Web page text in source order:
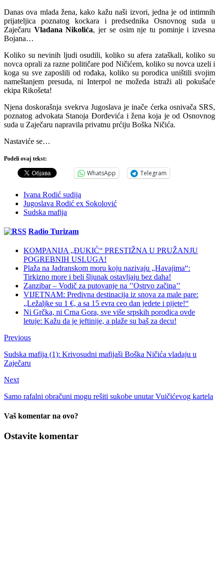
Danas ova mlada žena, kako kažu naši izvori, jedna je od intimnih
prijateljica poznatog kockara i predsednika Osnovnog suda u
Zaječaru Vladana Nikolića, jer se osim nje tu pominje i izvesna
Bojana…
Koliko su nevinih ljudi osudili, koliko su afera zataškali, koliko su
novca oprali za razne političare pod Ničićem, koliko su novca uzeli i
koga su sve zaposlili od rođaka, koliko su porodica uništili svojim
nameštanjem presuda, ni Interpol ne možeda istraži ali pokušaće
ekipa Rikošeta!
Njena doskorašnja svekrva Jugoslava je inače ćerka osnivača SRS,
poznatog advokata Stanoja Đorđevića i žena koja je od Osnovnog
suda u Zaječaru napravila privatnu prćiju Boška Ničića.
Nastaviće se…
Podeli ovaj tekst:
WhatsApp Telegram
Ivana Rodić sudija
Jugoslava Rodić ex Sokolović
Sudska mafija
Radio Turizam
KOMPANIJA „ĐUKIĆ“ PRESTIŽNA U PRUŽANJU
POGREBNIH USLUGA!
Plaža na Jadranskom moru koju nazivaju „Havajima“:
Tirkizno more i beli šljunak ostavljaju bez daha!
Zanzibar – Vodič za putovanje na ’’Ostrvo začina’’
VIJETNAM: Predivna destinacija iz snova za male pare:
„Ležaljke su 1 €, a sa 15 evra ceo dan jedete i pijete!“
Ni Grčka, ni Crna Gora, sve više srpskih porodica ovde
letuje: Kažu da je jeftinije, a plaže su baš za decu!
Previous
Sudska mafija (1): Krivosudni mafijaši Boška Ničića vladaju u
Zaječaru
Next
Samo rafalni obračuni mogu rešiti sukobe unutar Vuičićevog kartela
Vaš komentar na ovo?
Ostavite komentar